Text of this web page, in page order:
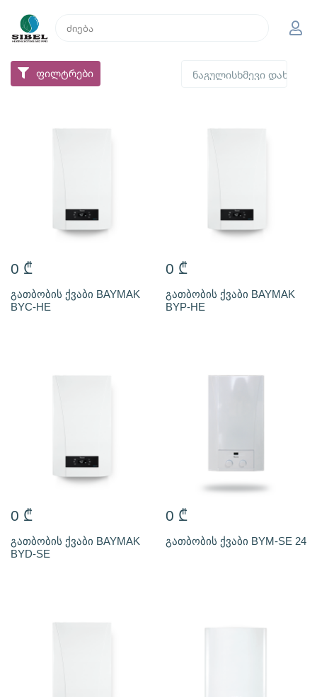
ფილტრები
0 ₾
გათბობის ქვაბი BAYMAK
BYC-HE
0 ₾
გათბობის ქვაბი BAYMAK
BYP-HE
0 ₾
გათბობის ქვაბი BAYMAK
BYD-SE
0 ₾
გათბობის ქვაბი BYM-SE 24